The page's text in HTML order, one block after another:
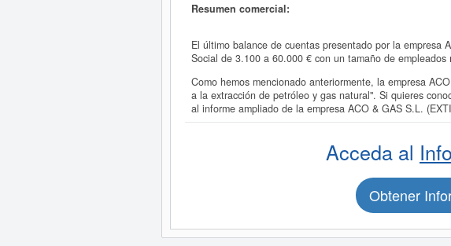
Resumen comercial:
El último balance de cuentas presentado por la empresa
Social de 3.100 a 60.000 € con un tamaño de empleados
Como hemos mencionado anteriormente, la empresa
a la extracción de petróleo y gas natural". Si quieres
al informe ampliado de la empresa ACO & GAS S.L.
Acceda al
Obtener